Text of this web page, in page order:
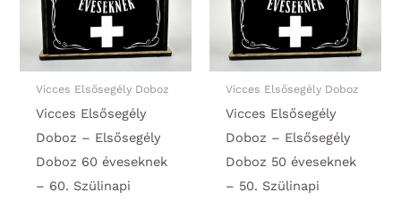
Vicces Elsősegély Doboz
Vicces Elsősegély
Doboz – Elsősegély
Doboz 60 éveseknek
– 60. Szülinapi
Vicces Elsősegély Doboz
Vicces Elsősegély
Doboz – Elsősegély
Doboz 50 éveseknek
– 50. Szülinapi